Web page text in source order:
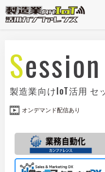
Session
製造業向けIoT活用 セ
オンデマンド配信あり